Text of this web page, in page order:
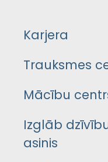
Karjera
Trauksmes
Mācību
Izglāb
asinis